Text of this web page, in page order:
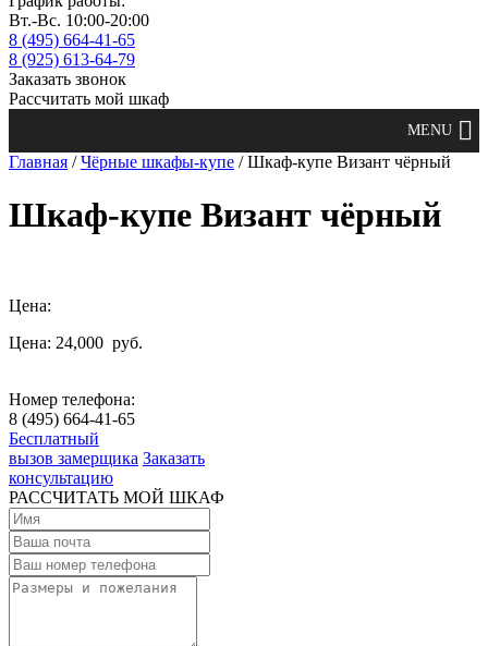
Вт.-Вс. 10:00-20:00
8 (495) 664-41-65
8 (925) 613-64-79
Заказать звонок
Рассчитать мой шкаф
Главная /Чёрные шкафы-купе / Шкаф-купе Визант чёрный
Шкаф-купе Визант чёрный
Цена:
Цена: 24,000 руб.
Номер телефона:
8 (495) 664-41-65
Бесплатный
вызов замерщика Заказать
консультацию
РАССЧИТАТЬ МОЙ ШКАФ